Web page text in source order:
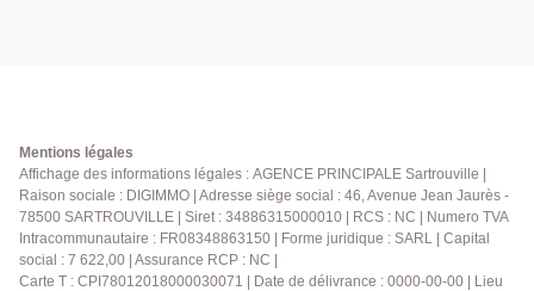
Mentions légales
Affichage des informations légales : AGENCE PRINCIPALE Sartrouville |
Raison sociale : DIGIMMO | Adresse siège social : 46, Avenue Jean Jaurès -
78500 SARTROUVILLE | Siret : 34886315000010 | RCS : NC | Numero TVA
Intracommunautaire : FR08348863150 | Forme juridique : SARL | Capital
social : 7 622,00 | Assurance RCP : NC |
Carte T : CPI78012018000030071 | Date de délivrance : 0000-00-00 | Lieu